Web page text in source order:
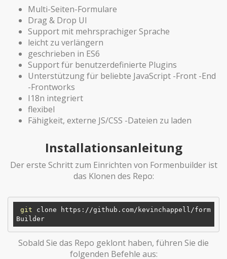
Multi-Seiten-Formulare
Drag & Drop UI
Support mit mehrsprachiger Sprache
leicht zu verlängern
geschrieben in ES6
Support für benutzerdefinierte Plugins
Unterstützung für beliebte JavaScript -Front -End
-Frontworks
I18n integriert
flexibel
Fähigkeit, externe JS/CSS -Dateien zu laden
Installationsanleitung
Der erste Schritt zum Einrichten von Formenbuilder ist
das Klonen des Repo:
git clone https://github.com/kevinchappell/form
Sobald Sie das Repo geklont haben, führen Sie die
folgenden Befehle aus: